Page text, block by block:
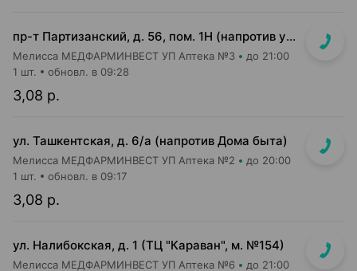
пр-т Партизанский, д. 56, пом. 1Н (напротив ун-га "Беларусь")
Мелисса МЕДФАРМИНВЕСТ УП Аптека №3 до 21:00
3,08 р.
1 шт. обновл. в 09:28
ул. Ташкентская, д. 6/а (напротив Дома быта)
Мелисса МЕДФАРМИНВЕСТ УП Аптека №2 до 20:00
3,08 р.
1 шт. обновл. в 09:17
ул. Налибокская, д. 1 (ТЦ "Караван", м. №154)
Мелисса МЕДФАРМИНВЕСТ УП Аптека №6 до 21:00